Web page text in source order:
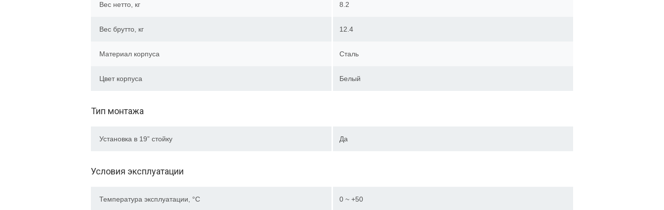
Вес нетто, кг 8.2
Вес брутто, кг 12.4
Материал корпуса Сталь
Цвет корпуса Белый
Тип монтажа
Установка в 19” стойку Да
Условия эксплуатации
Температура эксплуатации, °C 0 ~ +50